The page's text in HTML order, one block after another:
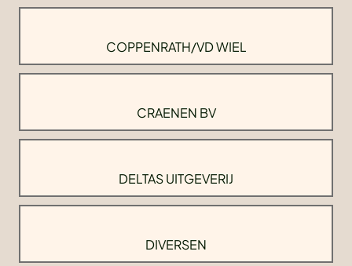
COPPENRATH/VD WIEL
CRAENEN BV
DELTAS UITGEVERIJ
DIVERSEN